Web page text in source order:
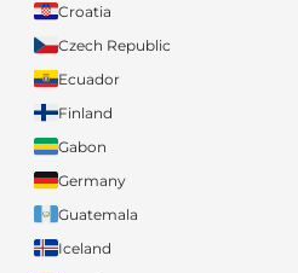
Croatia
Czech Republic
Ecuador
Finland
Gabon
Germany
Guatemala
Iceland